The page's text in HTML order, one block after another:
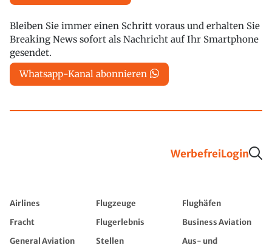
Bleiben Sie immer einen Schritt voraus und erhalten Sie
Breaking News sofort als Nachricht auf Ihr Smartphone
gesendet.
Whatsapp-Kanal abonnieren
WerbefreiLogin
Airlines Flugzeuge
Flughäfen
Fracht
Flugerlebnis
Business Aviation
General Aviation
Stellen
Aus- und